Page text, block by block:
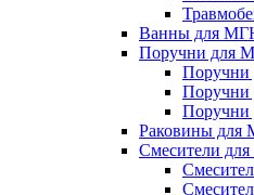
Ванны для
Поручни для
Поручни
Поручни
Поручни
Раковины для
Смесители